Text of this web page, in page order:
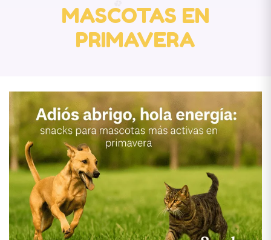
MASCOTAS EN
PRIMAVERA